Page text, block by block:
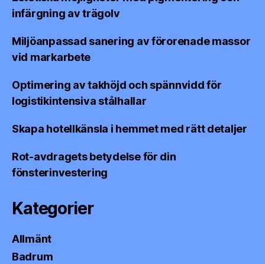
infärgning av trägolv
Miljöanpassad sanering av förorenade massor
vid markarbete
Optimering av takhöjd och spännvidd för
logistikintensiva stålhallar
Skapa hotellkänsla i hemmet med rätt detaljer
Rot-avdragets betydelse för din
fönsterinvestering
Kategorier
Allmänt
Badrum